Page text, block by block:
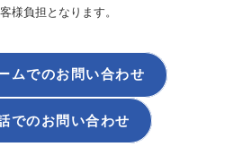
様負担となります。
ムでのお問い合わせ
でのお問い合わせ